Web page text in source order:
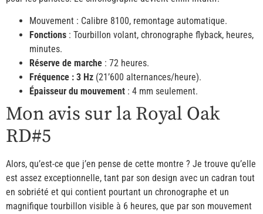
Mouvement : Calibre 8100, remontage automatique.
Fonctions : Tourbillon volant, chronographe flyback, heures,
minutes.
Réserve de marche : 72 heures.
Fréquence : 3 Hz (21’600 alternances/heure).
Épaisseur du mouvement : 4 mm seulement.
Mon avis sur la Royal Oak
RD#5
Alors, qu’est-ce que j’en pense de cette montre ? Je trouve qu’elle
est assez exceptionnelle, tant par son design avec un cadran tout
en sobriété et qui contient pourtant un chronographe et un
magnifique tourbillon visible à 6 heures, que par son mouvement